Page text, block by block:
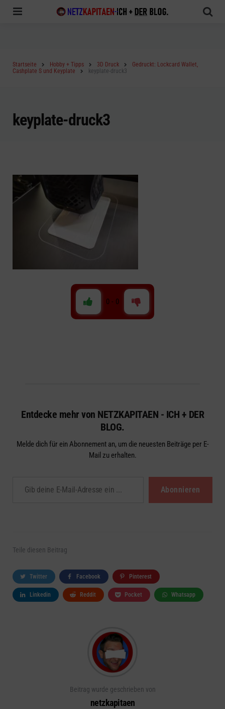
Startseite Hobby + Tipps 3D Druck
Gedruckt: Lockcard Wallet,
Cashplate S und Keyplate
keyplate-druck3
keyplate-druck3
0 - 0
Entdecke mehr von NETZKAPITAEN - ICH + DER
BLOG.
Melde dich für ein Abonnement an, um die neuesten Beiträge per E-
Mail zu erhalten.
Abonnieren
Teile diesen Beitrag
Twitter Facebook Pinterest
Linkedin Reddit Pocket Whatsapp
Beitrag wurde geschrieben von
netzkapitaen